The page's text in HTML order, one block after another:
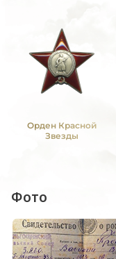
Орден Красной
Звезды
Фото